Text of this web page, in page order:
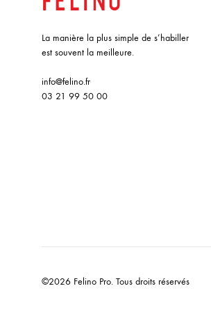
La manière la plus simple de s’habiller
est souvent la meilleure.
info@felino.fr
03 21 99 50 00
©2026 Felino Pro. Tous droits réservés